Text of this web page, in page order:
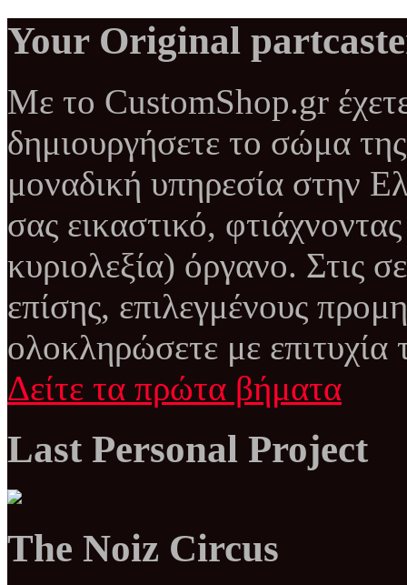
Your Original
Με το CustomShop.gr
δημιουργήσετε το σώμα
μοναδική υπηρεσία στην
σας εικαστικό,
κυριολεξία) όργανο. Στις
επίσης, επιλεγμένους
ολοκληρώσετε με
Δείτε τα πρώτα βήματα
Last Personal Project
The Noiz Circus